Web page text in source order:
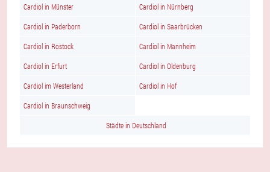
Cardiol in Münster Cardiol in Nürnberg
Cardiol in Paderborn Cardiol in Saarbrücken
Cardiol in Rostock Cardiol in Mannheim
Cardiol in Erfurt Cardiol in Oldenburg
Cardiol im Westerland Cardiol in Hof
Cardiol in Braunschweig
Städte in Deutschland